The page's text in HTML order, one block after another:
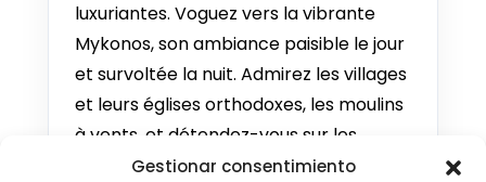
Gestionar consentimiento
4 SEP - 13 SEP 2026
Desde €1.061
Desde €1.050
6 SEP - 15 SEP 2026
luxuriantes. Voguez vers la vibrante
Mykonos, son ambiance paisible le jour
et survoltée la nuit. Admirez les villages
et leurs églises orthodoxes, les moulins
à vents, et détendez-vous sur les
plages animées le jour et la nuit.